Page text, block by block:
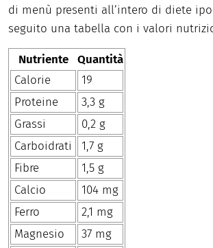
di menù presenti all’intero di diete
seguito una tabella con i valori
Nutriente
Quantità
Calorie
19
Proteine
3,3 g
Grassi
0,2 g
Carboidrati
1,7 g
Fibre
1,5 g
Calcio
104 mg
Ferro
2,1 mg
Magnesio
37 mg